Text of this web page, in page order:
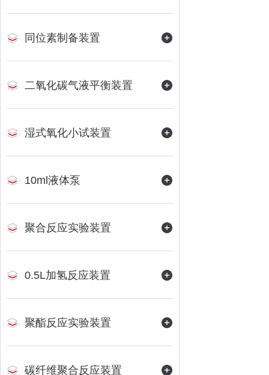
同位素制备装置
二氧化碳气液平衡装置
湿式氧化小试装置
10ml液体泵
聚合反应实验装置
0.5L加氢反应装置
聚酯反应实验装置
碳纤维聚合反应装置